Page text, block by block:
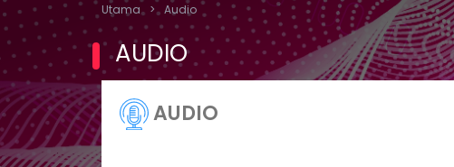
Utama > Audio
AUDIO
AUDIO